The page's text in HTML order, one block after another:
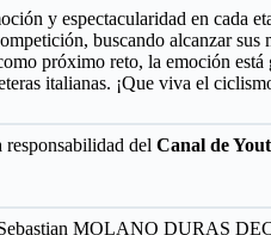
y espectacularidad en cada
buscando alcanzar sus
próximo reto, la emoción está
italianas. ¡Que viva el
responsabilidad del Canal de
MOLANO DURAS